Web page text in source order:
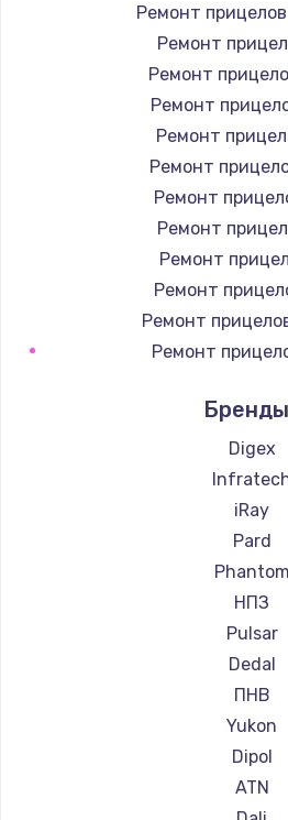
Ремонт
Ремонт
Ремонт
Ремонт
Ремонт
Ремонт
Ремонт
Ремонт
Ремонт
Ремонт
Ремонт
Ремонт
Ремонт
Ремонт
Ремонт
Ремонт
Ремонт
Ремонт прицелов
Ремонт прицелов
Ремонт
Ремонт прицелов
Ремонт
Ремонт
Ремонт прицелов
Ремонт
Ремонт
Бренды
Digex
iRay
Pard
Phantom
НПЗ
Pulsar
Dedal
ПНВ
Yukon
Dipol
ATN